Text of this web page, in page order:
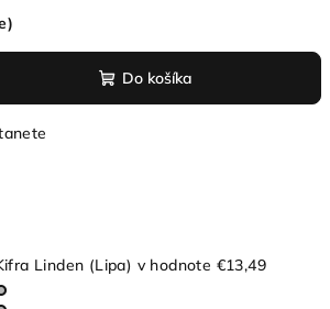
Do košíka
Linden (Lipa) v hodnote €13,49